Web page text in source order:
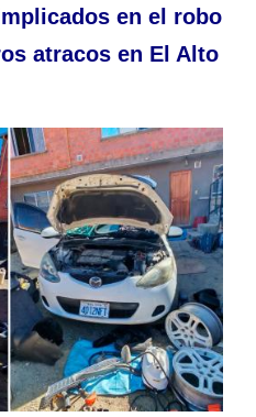
en el robo
atracos en El Alto